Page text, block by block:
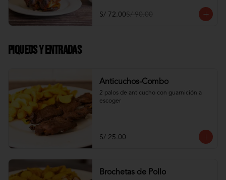
S/ 72.00S/ 90.00
Piqueos y Entradas
Anticuchos-Combo
2 palos de anticucho con guarnición a
escoger
S/ 25.00
Brochetas de Pollo